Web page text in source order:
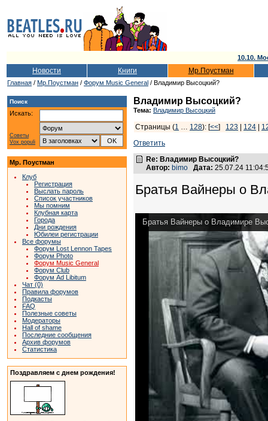
10.10.
Новости Книги Мр.Поустман
Главная / Мр.Поустман / Форум Music General / Владимир Высоцкий?
Поиск
Искать:
Советы
Vox populi
Мр. Поустман
Клуб
Регистрация
Выслать пароль
Список участников
Мы помним
Клубная карта
Города
Дни рождения
Юбилеи регистрации
Все форумы
Форум Lost Lennon Tapes
Форум Photo
Форум Music General
Форум Club
Форум Ad Libitum
Чат (0)
Правила форумов
Подкасты
FAQ
Полезные советы
Модераторы
Hall of shame
Последние сообщения
Архив форумов
Статистика
Поздравляем с днем рождения!
Владимир Высоцкий?
Тема: Владимир Высоцкий
Страницы (1 … 128): [<<] 123 124
Ответить
Re: Владимир Высоцкий?
Автор: bimo Дата: 25.07.24
Братья Вайнеры о
Братья Вайнеры о Владимире